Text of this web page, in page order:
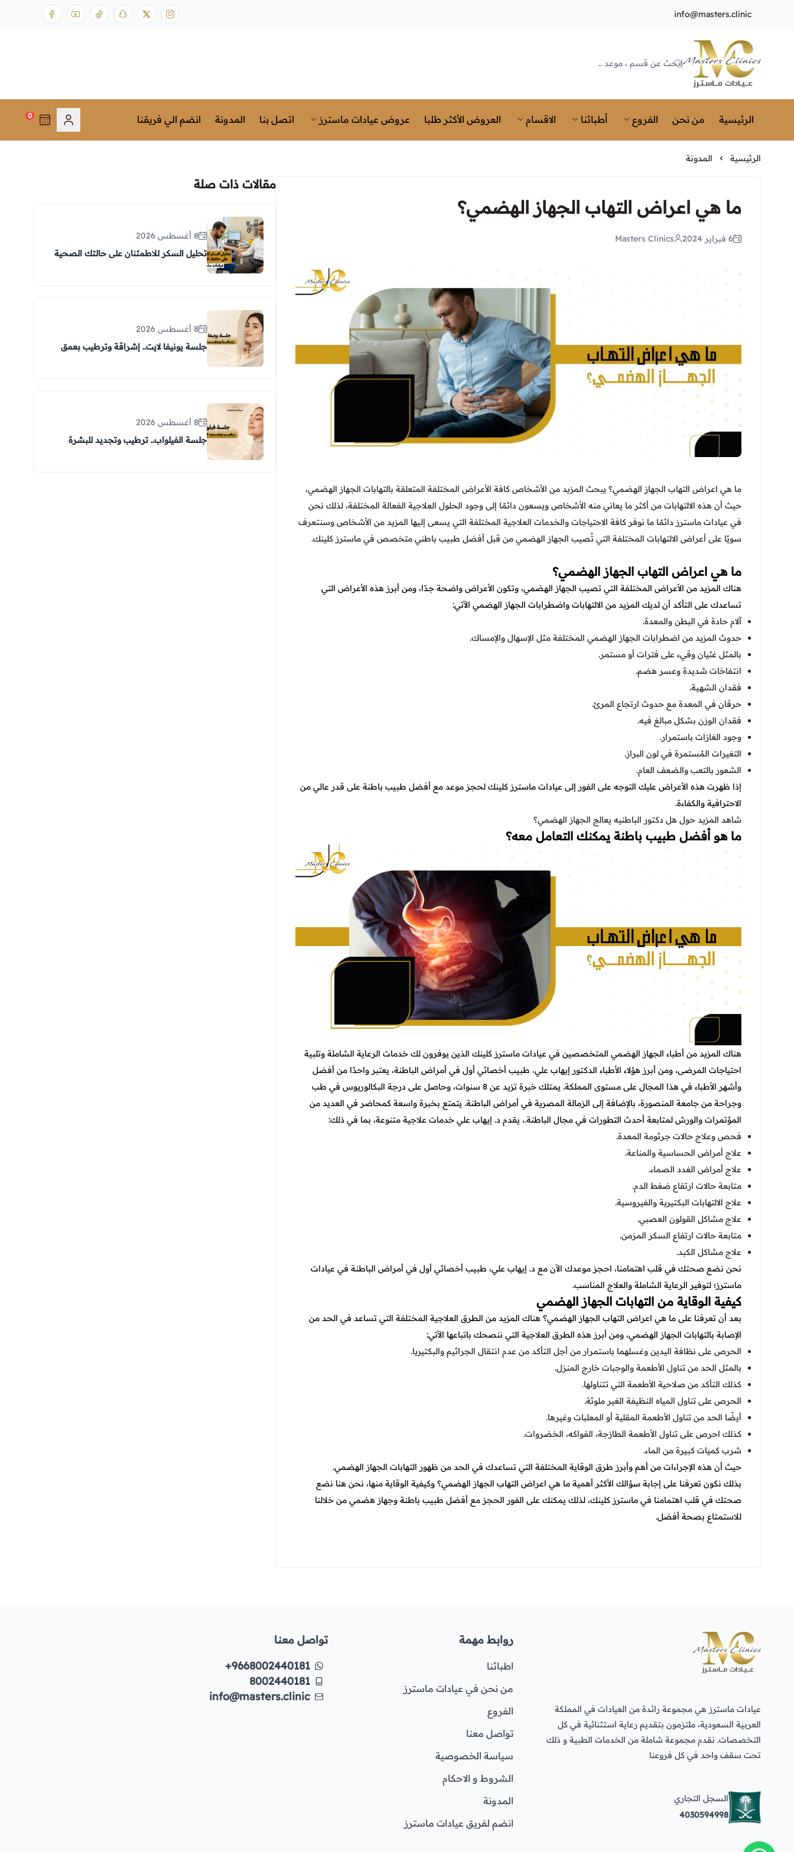
info@masters.clinic
Masters Clinics
الرئيسية من نحن الفروع أطبائنا الاقسام العروض الأكثر طلبا عروض عيادات ماسترز اتصل بنا المدونة انضم الي فريقنا 0
الرئيسية المدونة
ما هي اعراض التهاب الجهاز الهضمي؟
6 فبراير 2024 Masters Clinics
ما هي اعراض التهاب الجهاز الهضمي؟ يبحث المزيد من الأشخاص كافة الأعراض المختلفة المتعلقة بالتهابات الجهاز الهضمي،
حيث أن هذه الالتهابات من أكثر ما يعاني منه الأشخاص ويسعون دائمًا إلى وجود الحلول العلاجية الفعالة المختلفة، لذلك نحن
في عيادات ماسترز دائمًا ما نوفر كافة الاحتياجات والخدمات العلاجية المختلفة التي يسعى إليها المزيد من الأشخاص وسنتعرف
سويًا على أعراض الالتهابات المختلفة التي تُصيب الجهاز الهضمي من قبل أفضل طبيب باطني متخصص في ماسترز كلينك.
ما هي اعراض التهاب الجهاز الهضمي؟
هناك المزيد من الأعراض المختلفة التي تصيب الجهاز الهضمي، وتكون الأعراض واضحة جدًا، ومن أبرز هذه الأعراض التي
تساعدك على التأكد أن لديك المزيد من الالتهابات واضطرابات الجهاز الهضمي الآتي:
آلام حادة في البطن والمعدة.
حدوث المزيد من اضطرابات الجهاز الهضمي المختلفة مثل الإسهال والإمساك.
بالمثل غثيان وقيء على فترات أو مستمر.
انتفاخات شديدة وعسر هضم.
فقدان الشهية.
حرقان في المعدة مع حدوث ارتجاع المرئ.
فقدان الوزن بشكل مبالغ فيه.
وجود الغازات باستمرار.
التغيرات المُستمرة في لون البراز.
الشعور بالتعب والضعف العام.
إذا ظهرت هذه الأعراض عليك التوجه على الفور إلى عيادات ماسترز كلينك لحجز موعد مع أفضل طبيب باطنة على قدر عالي من
الاحترافية والكفاءة.
شاهد المزيد حول هل دكتور الباطنيه يعالج الجهاز الهضمي؟
ما هو أفضل طبيب باطنة يمكنك التعامل معه؟
هناك المزيد من أطباء الجهاز الهضمي المتخصصين في عيادات ماسترز كلينك الذين يوفرون لك خدمات الرعاية الشاملة وتلبية
احتياجات المرضى، ومن أبرز هؤلاء الأطباء الدكتور إيهاب علي، طبيب أخصائي أول في أمراض الباطنة، يعتبر واحدًا من أفضل
وأشهر الأطباء في هذا المجال على مستوى المملكة. يمتلك خبرة تزيد عن 8 سنوات، وحاصل على درجة البكالوريوس في طب
وجراحة من جامعة المنصورة، بالإضافة إلى الزمالة المصرية في أمراض الباطنة. يتمتع بخبرة واسعة كمحاضر في العديد من
المؤتمرات والورش لمتابعة أحدث التطورات في مجال الباطنة.، يقدم د. إيهاب علي خدمات علاجية متنوعة، بما في ذلك:
فحص وعلاج حالات جرثومة المعدة.
علاج أمراض الحساسية والمناعة.
علاج أمراض الغدد الصماء.
متابعة حالات ارتفاع ضغط الدم.
علاج الالتهابات البكتيرية والفيروسية.
علاج مشاكل القولون العصبي.
متابعة حالات ارتفاع السكر المزمن.
علاج مشاكل الكبد.
نحن نضع صحتك في قلب اهتمامنا، احجز موعدك الآن مع د. إيهاب علي، طبيب أخصائي أول في أمراض الباطنة في عيادات
ماسترز؛ لتوفير الرعاية الشاملة والعلاج المناسب.
كيفية الوقاية من التهابات الجهاز الهضمي
بعد أن تعرفنا على ما هي اعراض التهاب الجهاز الهضمي؟ هناك المزيد من الطرق العلاجية المختلفة التي تساعد في الحد من
الإصابة بالتهابات الجهاز الهضمي، ومن أبرز هذه الطرق العلاجية التي ننصحك باتباعها الآتي:
الحرص على نظافة اليدين وغسلهما باستمرار من أجل التأكد من عدم انتقال الجراثيم والبكتيريا.
بالمثل الحد من تناول الأطعمة والوجبات خارج المنزل.
كذلك التأكد من صلاحية الأطعمة التي تتناولها.
الحرص على تناول المياه النظيفة الغير ملوثة.
أيضًا الحد من تناول الأطعمة المقلية أو المعلبات وغيرها.
كذلك احرص على تناول الأطعمة الطازجة، الفواكه، الخضروات.
شرب كميات كبيرة من الماء.
حيث أن هذه الإجراءات من أهم وأبرز طرق الوقاية المختلفة التي تساعدك في الحد من ظهور التهابات الجهاز الهضمي.
بذلك نكون تعرفنا على إجابة سؤالك الأكثر أهمية ما هي اعراض التهاب الجهاز الهضمي؟ وكيفية الوقاية منها، نحن هنا نضع
صحتك في قلب اهتمامنا في ماسترز كلينك، لذلك يمكنك على الفور الحجز مع أفضل طبيب باطنة وجهاز هضمي من خلالنا
للاستمتاع بصحة أفضل.
مقالات ذات صلة
8 أغسطس 2026
تحليل السكر للاطمئنان على حالتك الصحية
8 أغسطس 2026
جلسة يونيفا لايت.. إشراقة وترطيب بعمق
8 أغسطس 2026
جلسة الفيلواب.. ترطيب وتجديد للبشرة
عيادات ماسترز هي مجموعة رائدة من العيادات في المملكة
العربية السعودية، ملتزمون بتقديم رعاية استثنائية في كل
التخصصات. نقدم مجموعة شاملة من الخدمات الطبية و ذلك
تحت سقف واحد في كل فروعنا
السجل التجاري
4030594998
روابط مهمة
اطبائنا
من نحن في عيادات ماسترز
الفروع
تواصل معنا
سياسة الخصوصية
الشروط و الاحكام
المدونة
انضم لفريق عيادات ماسترز
تواصل معنا
+9668002440181
8002440181
info@masters.clinic